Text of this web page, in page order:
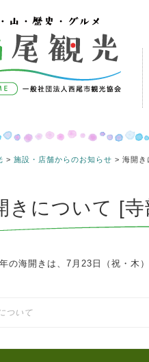
> 施設・店舗からのお知らせ > 海開き
きについて [寺
の海開きは、7月23日（祝・木
ゲーション
ついて